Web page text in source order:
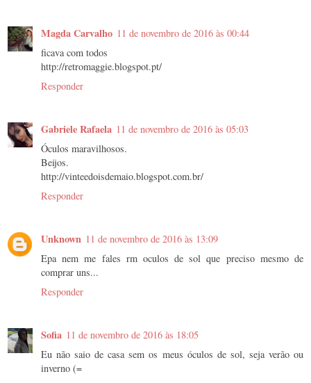
Magda Carvalho 11 de novembro de 2016 às 00:44
ficava com todos
http://retromaggie.blogspot.pt/
Responder
Gabriele Rafaela 11 de novembro de 2016 às 05:03
Óculos maravilhosos.
Beijos.
http://vinteedoisdemaio.blogspot.com.br/
Responder
Unknown 11 de novembro de 2016 às 13:09
Epa nem me fales rm oculos de sol que preciso mesmo de
comprar uns...
Responder
Sofia 11 de novembro de 2016 às 18:05
Eu não saio de casa sem os meus óculos de sol, seja verão ou
inverno (=